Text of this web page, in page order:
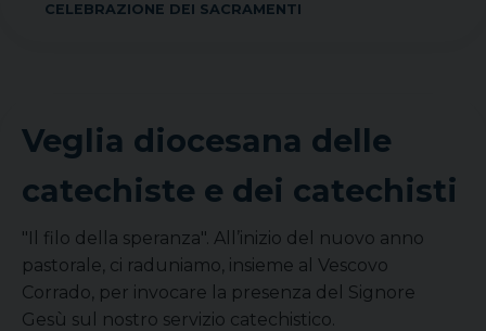
CELEBRAZIONE DEI SACRAMENTI
Veglia diocesana delle
catechiste e dei catechisti
"Il filo della speranza". All’inizio del nuovo anno
pastorale, ci raduniamo, insieme al Vescovo
Corrado, per invocare la presenza del Signore
Gesù sul nostro servizio catechistico.